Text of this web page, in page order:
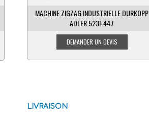
MACHINE ZIGZAG INDUSTRIELLE DURKOPP
ADLER 523I-447
LIVRAISON